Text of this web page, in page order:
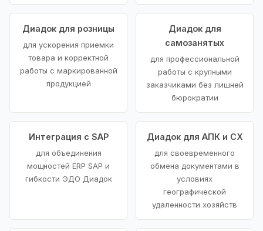
Диадок для розницы
для ускорения приемки
товара и корректной
работы с маркированной
продукцией
Диадок для
самозанятых
для профессиональной
работы с крупными
заказчиками без лишней
бюрократии
Интеграция с SAP
для объединения
мощностей ERP SAP и
гибкости ЭДО Диадок
Диадок для АПК и СХ
для своевременного
обмена документами в
условиях
географической
удаленности хозяйств